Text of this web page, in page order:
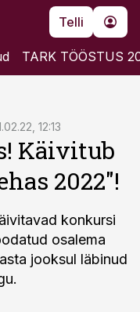
Telli
TARK TÖÖSTUS
12:13
Käivitub
2022"!
konkursi
osalema
jooksul läbinud